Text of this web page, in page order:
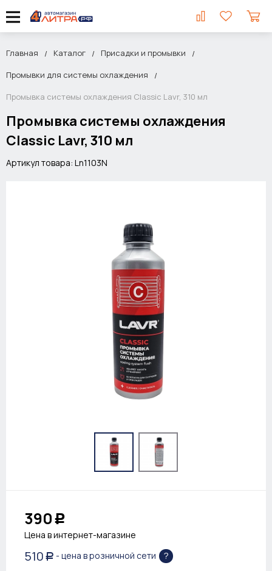
Главная Каталог
Присадки и промывки
Промывки для системы охлаждения
Промывка системы охлаждения Classic Lavr, 310 мл
Промывка системы охлаждения
Classic Lavr, 310 мл
Артикул товара: Ln1103N
390 Р
Цена в интернет-магазине
510 Р - цена в розничной сети ?